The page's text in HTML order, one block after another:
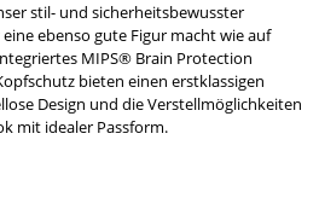
stil- und sicherheitsbewusster
ebenso gute Figur macht wie auf
MIPS® Brain Protection
bieten einen erstklassigen
Design und die Verstellmöglichkeiten
mit idealer Passform.